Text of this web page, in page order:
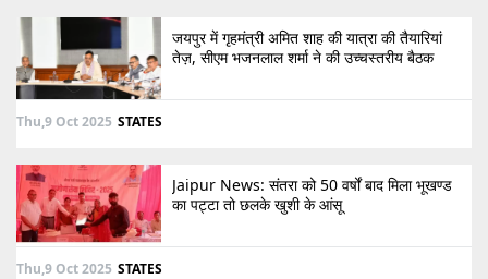
जयपुर में गृहमंत्री अमित शाह की यात्रा की तैयारियां
तेज़, सीएम भजनलाल शर्मा ने की उच्चस्तरीय बैठक
Thu,9 Oct 2025 STATES
Jaipur News: संतरा को 50 वर्षों बाद मिला भूखण्ड
का पट्टा तो छलके खुशी के आंसू
Thu,9 Oct 2025 STATES